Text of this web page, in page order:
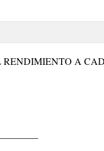
RENDIMIENTO A